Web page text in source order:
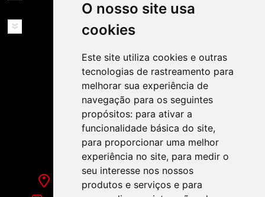
O nosso site usa
cookies
Este site utiliza cookies e outras
tecnologias de rastreamento para
melhorar sua experiência de
navegação para os seguintes
propósitos: para ativar a
funcionalidade básica do site,
para proporcionar uma melhor
experiência no site, para medir o
seu interesse nos nossos
produtos e serviços e para
SERVIÇOS
SIGA-NOS NAS REDES SOCIAIS!
Rua de Évora, 70-C - Reguengos de Monsaraz